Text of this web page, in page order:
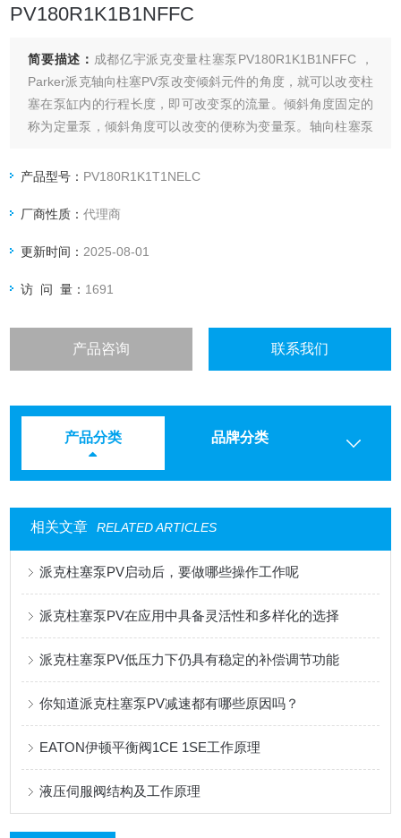
PV180R1K1B1NFFC
简要描述： 成都亿宇派克变量柱塞泵PV180R1K1B1NFFC ，
Parker派克轴向柱塞PV泵改变倾斜元件的角度，就可以改变柱
塞在泵缸内的行程长度，即可改变泵的流量。倾斜角度固定的
称为定量泵，倾斜角度可以改变的便称为变量泵。轴向柱塞泵
产品型号： PV180R1K1T1NELC
厂商性质：代理商
更新时间： 2025-08-01
访 问 量： 1691
产品咨询 联系我们
产品分类 品牌分类
相关文章 RELATED ARTICLES
派克柱塞泵PV启动后，要做哪些操作工作呢
派克柱塞泵PV在应用中具备灵活性和多样化的选择
派克柱塞泵PV低压力下仍具有稳定的补偿调节功能
你知道派克柱塞泵PV减速都有哪些原因吗？
EATON伊顿平衡阀1CE 1SE工作原理
液压伺服阀结构及工作原理